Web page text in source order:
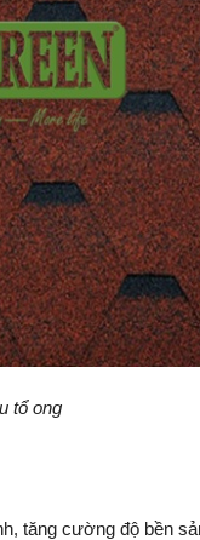
tổ ong
tăng cường độ bền